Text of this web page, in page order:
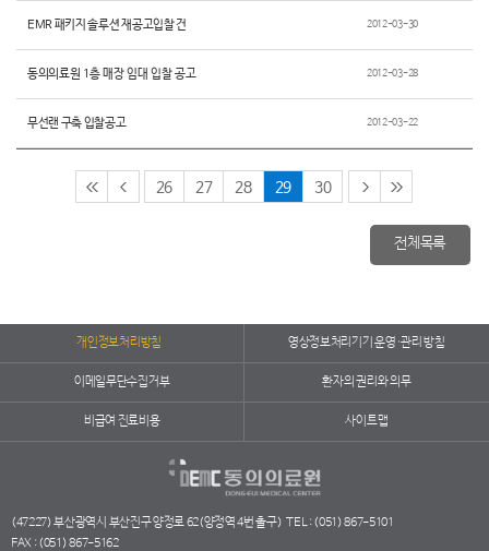
EMR 패키지 솔루션 재공고입찰 건 2012-03-30
동의의료원 1층 매장 임대 입찰 공고 2012-03-28
무선랜 구축 입찰공고 2012-03-22
26 27 28 29 30
전체목록
개인정보처리방침 영상정보처리기기 운영·관리 방침
이메일무단수집거부 환자의 권리와 의무
비급여 진료비용 사이트맵
(47227) 부산광역시 부산진구 양정로 62(양정역 4번 출구) TEL : (051) 867-5101
FAX : (051) 867-5162